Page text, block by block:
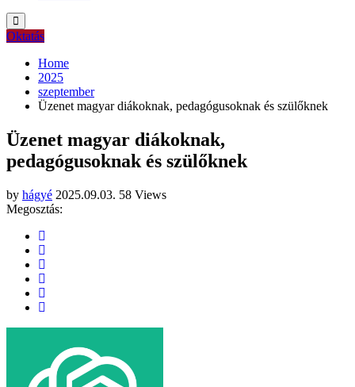
Oktatás
Home
2025
szeptember
Üzenet magyar diákoknak, pedagógusoknak és szülőknek
Üzenet magyar diákoknak,
pedagógusoknak és szülőknek
by hágyé 2025.09.03. 58 Views
Megosztás: